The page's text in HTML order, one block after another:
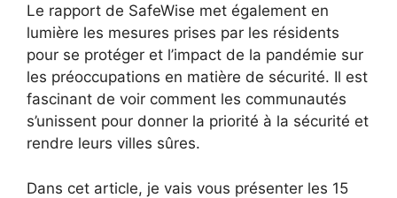
Le rapport de SafeWise met également en
lumière les mesures prises par les résidents
pour se protéger et l’impact de la pandémie sur
les préoccupations en matière de sécurité. Il est
fascinant de voir comment les communautés
s’unissent pour donner la priorité à la sécurité et
rendre leurs villes sûres.
Dans cet article, je vais vous présenter les 15